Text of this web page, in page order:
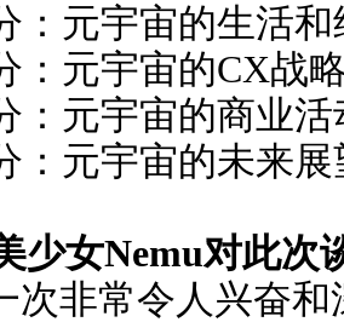
：元宇宙的生活
：元宇宙的CX战
：元宇宙的商业活
：元宇宙的未来
少女Nemu对此次
次非常令人兴奋